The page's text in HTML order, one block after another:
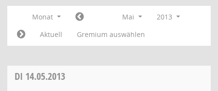
Monat Mai
2013
Aktuell
Gremium auswählen
DI 14.05.2013